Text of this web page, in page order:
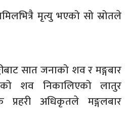
मृत्यु भएको सो स्रोतले
सात जनाको शव र मङ्गबार
शव निकालिएको लातुर
प्रहरी अधिकृतले मङ्गलबार